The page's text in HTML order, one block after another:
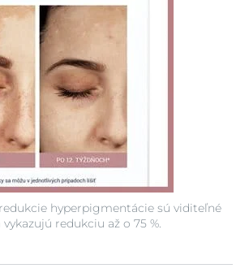
hyperpigmentácie sú viditeľné
vykazujú redukciu až o 75 %.